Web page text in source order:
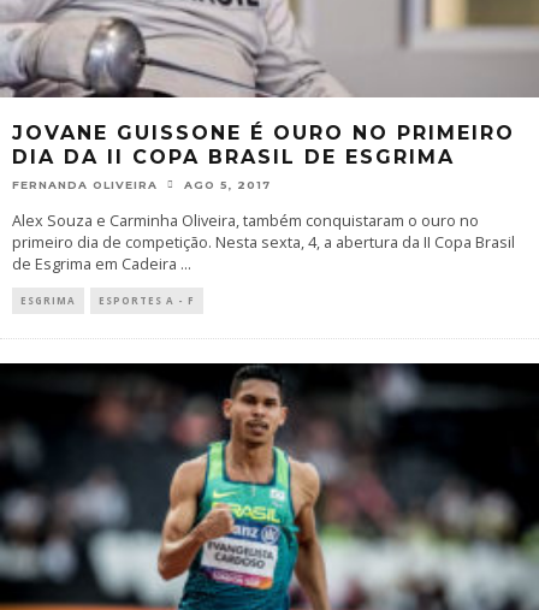
JOVANE GUISSONE É OURO NO PRIMEIRO
DIA DA II COPA BRASIL DE ESGRIMA
FERNANDA OLIVEIRA AGO 5, 2017
Alex Souza e Carminha Oliveira, também conquistaram o ouro no
primeiro dia de competição. Nesta sexta, 4, a abertura da II Copa Brasil
de Esgrima em Cadeira ...
ESGRIMA ESPORTES A - F